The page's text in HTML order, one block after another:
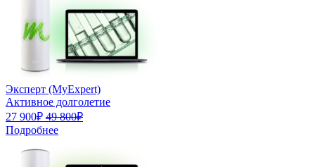
Эксперт (MyExpert)
Активное долголетие
27 900₽ 49 800₽
Подробнее